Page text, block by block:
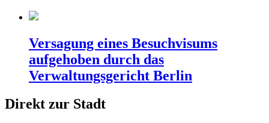
Versagung eines Besuchvisums
aufgehoben durch das
Verwaltungsgericht Berlin
Direkt zur Stadt